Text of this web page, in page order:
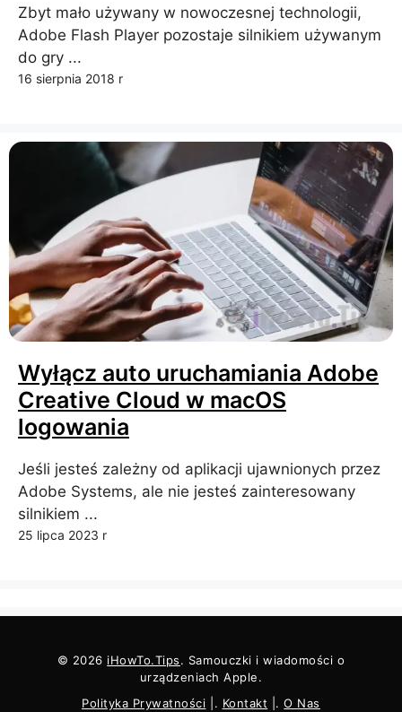
Zbyt mało używany w nowoczesnej technologii,
Adobe Flash Player pozostaje silnikiem używanym
do gry ...
16 sierpnia 2018 r
Wyłącz auto uruchamiania Adobe
Creative Cloud w macOS
logowania
Jeśli jesteś zależny od aplikacji ujawnionych przez
Adobe Systems, ale nie jesteś zainteresowany
silnikiem ...
25 lipca 2023 r
© 2026 iHowTo.Tips. Samouczki i wiadomości o
urządzeniach Apple.
Polityka Prywatności |. Kontakt |.O Nas